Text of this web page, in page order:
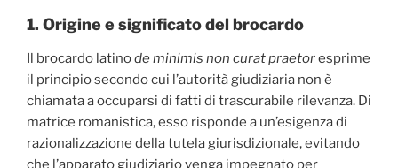
1. Origine e significato del brocardo
Il brocardo latinode minimis non curat praetoresprime
il principio secondo cui l’autorità giudiziaria non è
chiamata a occuparsi di fatti di trascurabile rilevanza. Di
matrice romanistica, esso risponde a un’esigenza di
razionalizzazione della tutela giurisdizionale, evitando
che l’apparato giudiziario venga impegnato per